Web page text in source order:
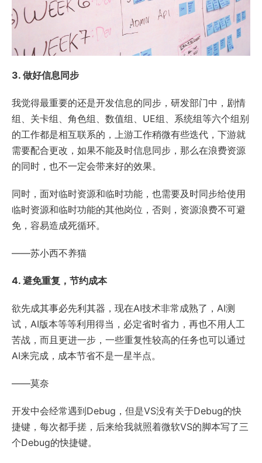
3. 做好信息同步
我觉得最重要的还是开发信息的同步，研发部门中，剧情
组、关卡组、角色组、数值组、UE组、系统组等六个组别
的工作都是相互联系的，上游工作稍微有些迭代，下游就
需要配合更改，如果不能及时信息同步，那么在浪费资源
的同时，也不一定会带来好的效果。
同时，面对临时资源和临时功能，也需要及时同步给使用
临时资源和临时功能的其他岗位，否则，资源浪费不可避
免，容易造成死循环。
——苏小西不养猫
4. 避免重复，节约成本
欲先成其事必先利其器，现在AI技术非常成熟了，AI测
试，AI版本等等利用得当，必定省时省力，再也不用人工
苦战，而且更进一步，一些重复性较高的任务也可以通过
AI来完成，成本节省不是一星半点。
——莫奈
开发中会经常遇到Debug，但是VS没有关于Debug的快
捷键，每次都手搓，后来给我就照着微软VS的脚本写了三
个Debug的快捷键。